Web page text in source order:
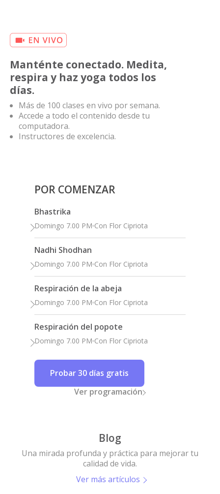
Manténte conectado. Medita,
respira y haz yoga todos los
días.
Más de 100 clases en vivo por semana.
Accede a todo el contenido desde tu
computadora.
Instructores de excelencia.
POR COMENZAR
Bhastrika
Domingo 7.00 PM Con Flor Cipriota
Nadhi Shodhan
Domingo 7.00 PM Con Flor Cipriota
Respiración de la abeja
Domingo 7.00 PM Con Flor Cipriota
Respiración del popote
Domingo 7.00 PM Con Flor Cipriota
Probar 30 días gratis
Ver programación
Blog
Una mirada profunda y práctica para mejorar tu
calidad de vida.
Ver más artículos